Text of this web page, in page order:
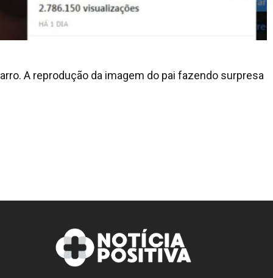
A reprodução da imagem do pai fazendo surpresa